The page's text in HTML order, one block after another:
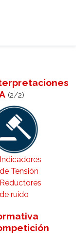
(2/2)
Indicadores
de Tensión
Reductores
de ruido